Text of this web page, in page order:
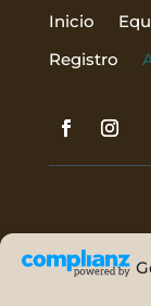
Inicio
Registro